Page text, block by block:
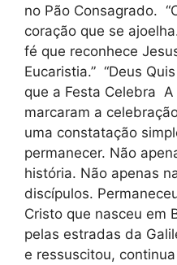
no Pão Consagrado.
coração que se
fé que reconhece
Eucaristia.” “Deus
que a Festa Celebra
marcaram a
uma constatação
permanecer. Não
história. Não apenas
discípulos.
Cristo que nasceu em
pelas estradas da
e ressuscitou,